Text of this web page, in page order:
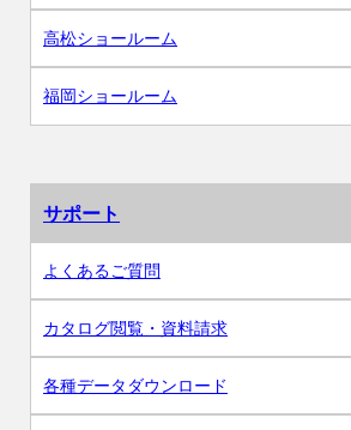
高松ショールーム
福岡ショールーム
サポート
よくあるご質問
カタログ閲覧・資料請求
各種データダウンロード